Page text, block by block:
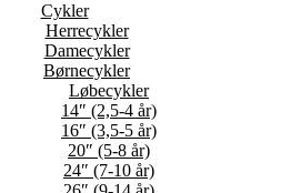
Cykler
Herrecykler
Damecykler
Børnecykler
Løbecykler
14″ (2,5-4 år)
16″ (3,5-5 år)
20″ (5-8 år)
24″ (7-10 år)